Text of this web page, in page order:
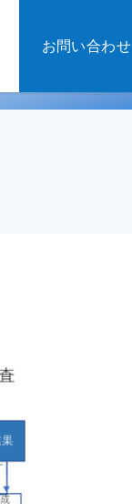
お問い合わせ